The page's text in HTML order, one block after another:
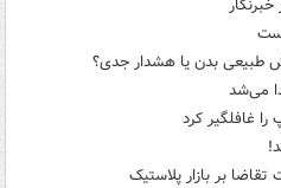
طبیعی بدن یا هشدار جدی؟
می‌شد
را غافلگیر کرد
بر بازار پلاستیک